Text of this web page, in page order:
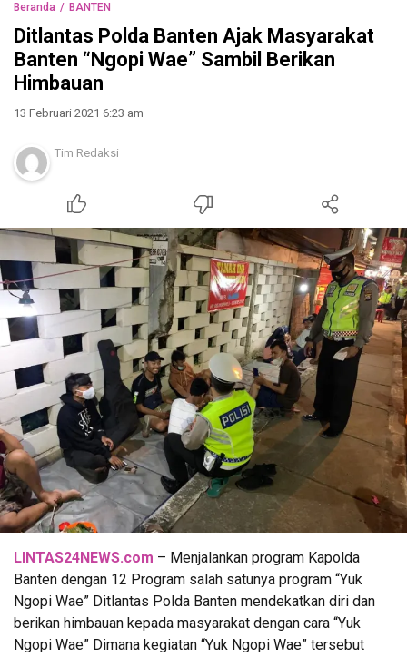
Beranda BANTEN
Ditlantas Polda Banten Ajak Masyarakat
Banten “Ngopi Wae” Sambil Berikan
Himbauan
13 Februari 2021 6:23 am
Tim Redaksi
LINTAS24NEWS.com – Menjalankan program Kapolda
Banten dengan 12 Program salah satunya program “Yuk
Ngopi Wae” Ditlantas Polda Banten mendekatkan diri dan
berikan himbauan kepada masyarakat dengan cara “Yuk
Ngopi Wae” Dimana kegiatan “Yuk Ngopi Wae” tersebut